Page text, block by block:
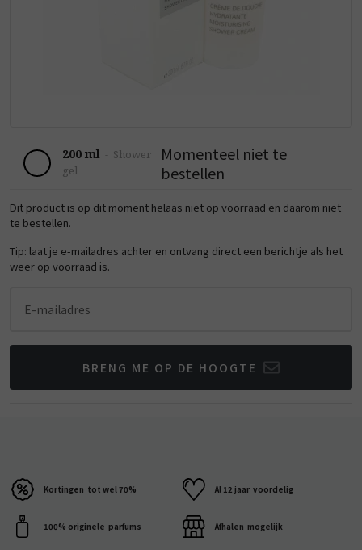
200 ml - Shower
gel
Momenteel niet te
bestellen
Dit product is op dit moment helaas niet op voorraad en daarom niet
te bestellen.
Tip: laat je e-mailadres achter en ontvang direct een berichtje als het
weer op voorraad is.
E-mailadres
BRENG ME OP DE HOOGTE
Kortingen tot wel 70% Al 12 jaar voordelig
100% originele parfums Afhalen mogelijk